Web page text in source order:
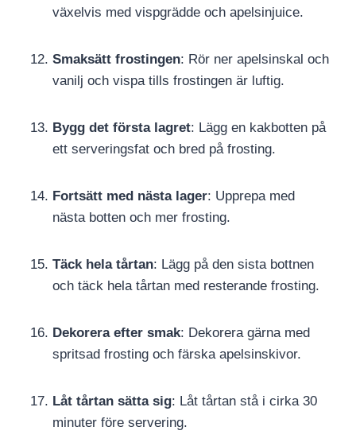
växelvis med vispgrädde och apelsinjuice.
Smaksätt frostingen: Rör ner apelsinskal och
vanilj och vispa tills frostingen är luftig.
Bygg det första lagret: Lägg en kakbotten på
ett serveringsfat och bred på frosting.
Fortsätt med nästa lager: Upprepa med
nästa botten och mer frosting.
Täck hela tårtan: Lägg på den sista bottnen
och täck hela tårtan med resterande frosting.
Dekorera efter smak: Dekorera gärna med
spritsad frosting och färska apelsinskivor.
Låt tårtan sätta sig: Låt tårtan stå i cirka 30
minuter före servering.